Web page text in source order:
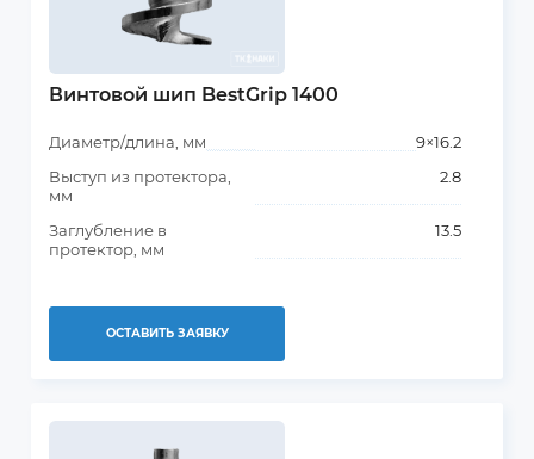
Винтовой шип BestGrip 1400
Диаметр/длина, мм
9×16.2
Выступ из протектора,
мм
2.8
Заглубление в
протектор, мм
13.5
ОСТАВИТЬ ЗАЯВКУ